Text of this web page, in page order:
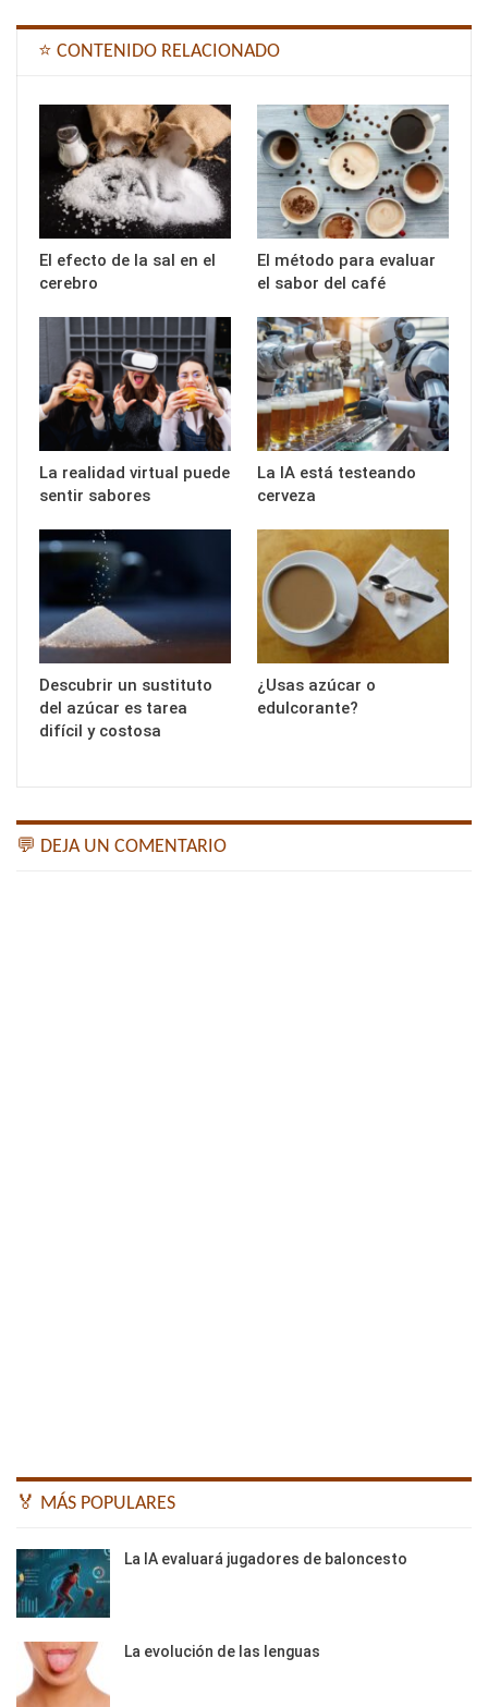
⭐ CONTENIDO RELACIONADO
El efecto de la sal en el
cerebro
El método para evaluar
el sabor del café
La realidad virtual puede
sentir sabores
La IA está testeando
cerveza
Descubrir un sustituto
del azúcar es tarea
difícil y costosa
¿Usas azúcar o
edulcorante?
💬 DEJA UN COMENTARIO
🏅 MÁS POPULARES
La IA evaluará jugadores de baloncesto
La evolución de las lenguas